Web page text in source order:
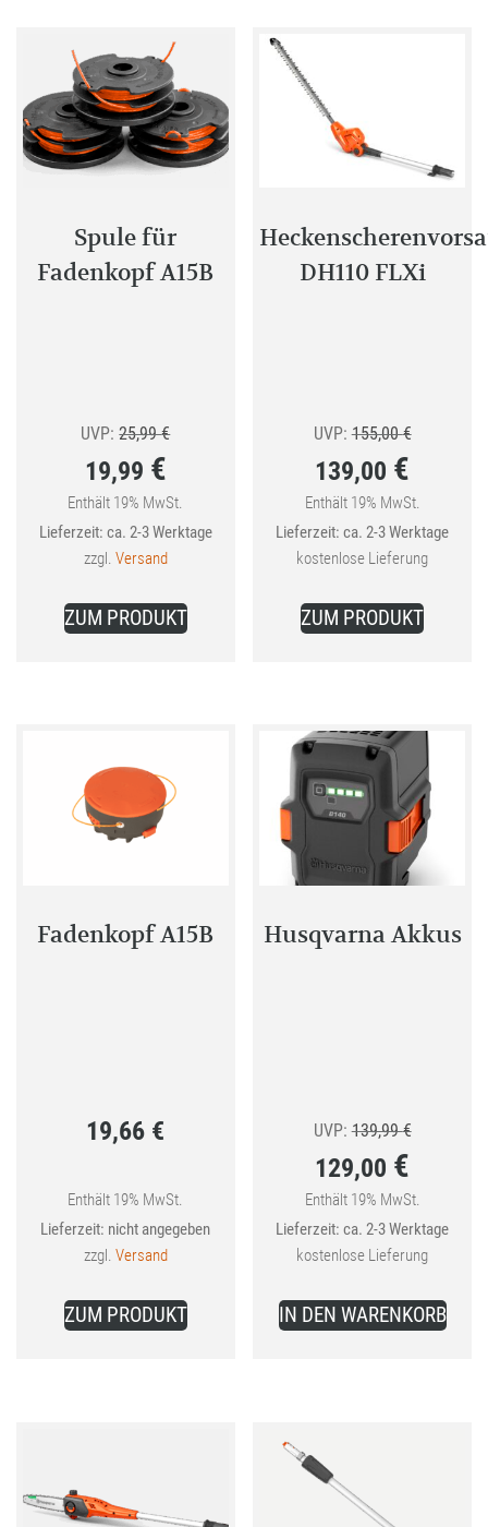
der
gewählt
werden
Spule für
Fadenkopf A15B
UVP: 25,99€Ursprünglicher
war:
25,99 €
19,99 €
Aktueller
Preis
19,99 €.
Enthält 19% MwSt.
Lieferzeit: ca. 2-3 Werktage
zzgl. Versand
ZUM PRODUKT
DH110 FLXi
UVP: 155,00€
war:
155,00 €
139,00 €
Aktueller
Preis
139,00 €.
Enthält 19% MwSt.
Lieferzeit: ca. 2-3 Werktage
kostenlose Lieferung
ZUM PRODUKT
Fadenkopf A15B
19,66 €
Enthält 19% MwSt.
Lieferzeit: nicht angegeben
zzgl. Versand
ZUM PRODUKT
Husqvarna Akkus
UVP: 139,99€
war:
139,99 €
129,00 €
Aktueller
Preis
129,00 €.
Enthält 19% MwSt.
Lieferzeit: ca. 2-3 Werktage
kostenlose Lieferung
IN DEN WARENKORB